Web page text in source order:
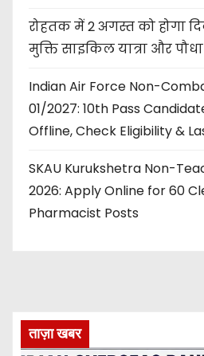
रोहतक में 2 अगस्त को होगा
मुक्ति साइकिल यात्रा और
Indian Air Force Non-
01/2027: 10th Pass
Offline, Check Eligibility &
SKAU Kurukshetra Non-
2026: Apply Online for 60
Pharmacist Posts
ताज़ा खबर